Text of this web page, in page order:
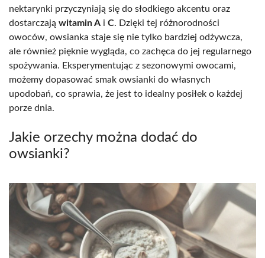
nektarynki przyczyniają się do słodkiego akcentu oraz
dostarczają witamin A i C. Dzięki tej różnorodności
owoców, owsianka staje się nie tylko bardziej odżywcza,
ale również pięknie wygląda, co zachęca do jej regularnego
spożywania. Eksperymentując z sezonowymi owocami,
możemy dopasować smak owsianki do własnych
upodobań, co sprawia, że jest to idealny posiłek o każdej
porze dnia.
Jakie orzechy można dodać do
owsianki?